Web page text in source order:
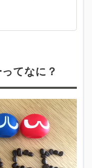
てなに？